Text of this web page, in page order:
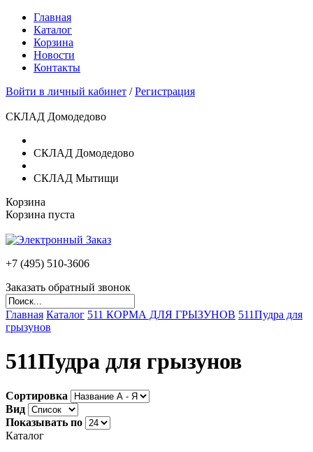
Главная
Каталог
Корзина
Новости
Контакты
Войти в личный кабинет /Регистрация
СКЛАД Домодедово
СКЛАД Домодедово
СКЛАД Мытищи
Корзина
Корзина пуста
+7 (495) 510-3606
Заказать обратный звонок
Главная Каталог 511 КОРМА ДЛЯ ГРЫЗУНОВ 511Пудра для
грызунов
511Пудра для грызунов
Сортировка
Вид
Показывать по
Каталог